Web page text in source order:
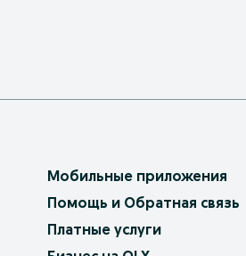
Мобильные приложения
Помощь и Обратная связь
Платные услуги